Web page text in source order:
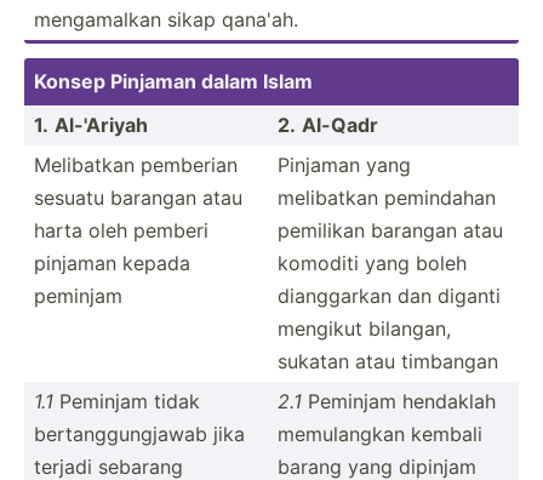
mengam­alkan sikap qana'ah.
Konsep Pinjaman dalam Islam
1. Al-'Ariyah 2. Al-Qadr
Melibatkan pemberian
sesuatu barangan atau
harta oleh pemberi
pinjaman kepada
peminjam
Pinjaman yang
melibatkan pemindahan
pemilikan barangan atau
komoditi yang boleh
diangg­arkan dan diganti
mengikut bilangan,
sukatan atau timbangan
1.1 Peminjam tidak
bertan­ggu­ngjawab jika
terjadi sebarang
2.1 Peminjam hendaklah
memula­ngkan kembali
barang yang dipinjam